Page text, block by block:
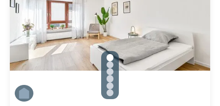
gallery.slide_selector
Zu Slide 1 wechseln
Zu Slide 2 wechseln
Zu Slide 3 wechseln
Zu Slide 4 wechseln
Zu Slide 5 wechseln
Zu Slide 6 wechseln